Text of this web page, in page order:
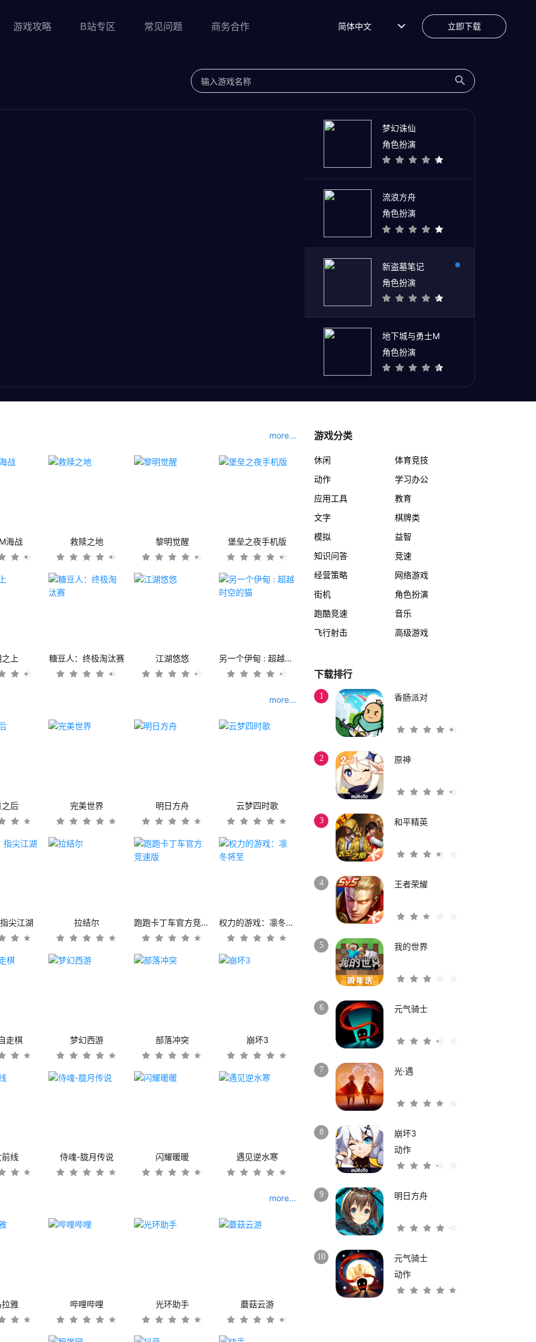
游戏攻略 B站专区 常见问题 商务合作 简体中文 立即下载
梦幻诛仙
角色扮演
流浪方舟
角色扮演
新盗墓笔记
角色扮演
地下城与勇士M
角色扮演
more...
海战 救赎之地 黎明觉醒 堡垒之夜手机版
上 糖豆人：终极淘汰赛 江湖悠悠 另一个伊甸 : 超越时空的猫
more...
后 完美世界 明日方舟 云梦四时歌
尖江湖 拉结尔 跑跑卡丁车官方竞速版 权力的游戏：凛冬将至
走棋 梦幻西游 部落冲突 崩坏3
线 侍魂-胧月传说 闪耀暖暖 遇见逆水寒
more...
雅 哔哩哔哩 光环助手 蘑菇云游
游戏分类
休闲
体育竞技
动作
学习办公
应用工具
教育
文字
棋牌类
模拟
益智
知识问答
竞速
经营策略
网络游戏
街机
角色扮演
跑酷竞速
音乐
飞行射击
高级游戏
下载排行
1 香肠派对
2 原神
3 和平精英
4 王者荣耀
5 我的世界
6 元气骑士
7 光·遇
8
崩坏3
动作
9 明日方舟
10
元气骑士
动作